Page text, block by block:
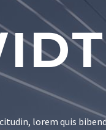
lorem quis